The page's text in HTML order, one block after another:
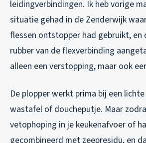
leidingverbindingen. Ik heb vorige
situatie gehad in de Zenderwijk
flessen ontstopper had gebruikt,
rubber van de flexverbinding
alleen een verstopping, maar ook
De plopper werkt prima bij een
wastafel of doucheputje. Maar
vetophoping in je keukenafvoer of
gecombineerd met zeepresidu, en